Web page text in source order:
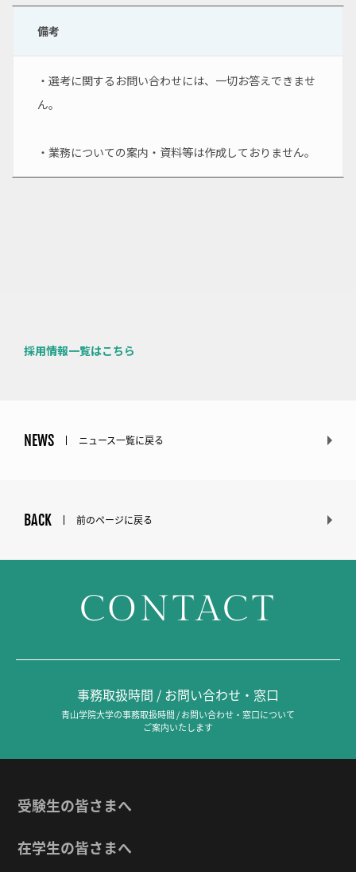
備考
・選考に関するお問い合わせには、一切お答えできませ
ん。
・業務についての案内・資料等は作成しておりません。
採用情報一覧はこちら
NEWS ニュース一覧に戻る
BACK 前のページに戻る
CONTACT
事務取扱時間 / お問い合わせ・窓口
青山学院大学の事務取扱時間 / お問い合わせ・窓口について
ご案内いたします
受験生の皆さまへ
在学生の皆さまへ